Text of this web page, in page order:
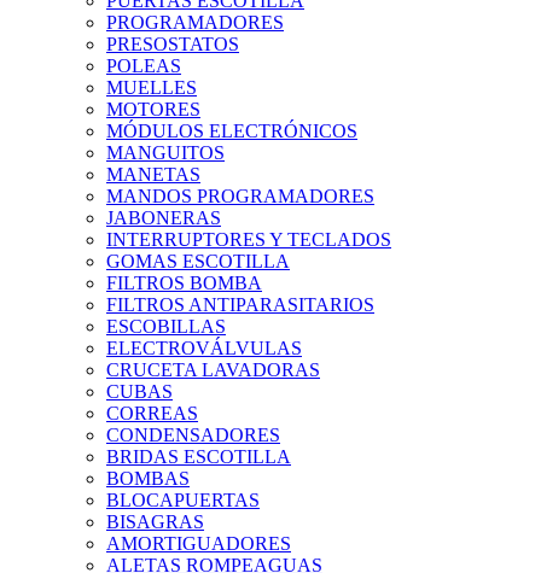
PROGRAMADORES
PRESOSTATOS
POLEAS
MUELLES
MOTORES
MÓDULOS ELECTRÓNICOS
MANGUITOS
MANETAS
MANDOS PROGRAMADORES
JABONERAS
INTERRUPTORES Y TECLADOS
GOMAS ESCOTILLA
FILTROS BOMBA
FILTROS ANTIPARASITARIOS
ESCOBILLAS
ELECTROVÁLVULAS
CRUCETA LAVADORAS
CUBAS
CORREAS
CONDENSADORES
BRIDAS ESCOTILLA
BOMBAS
BLOCAPUERTAS
BISAGRAS
AMORTIGUADORES
ALETAS ROMPEAGUAS